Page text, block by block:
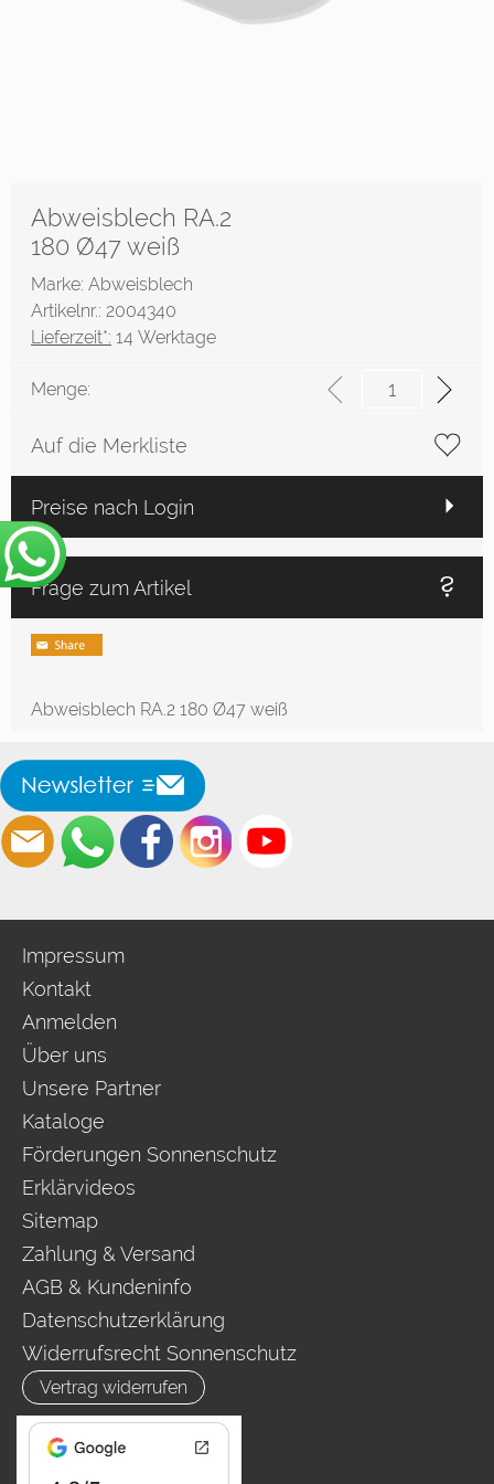
Abweisblech RA.2
180 Ø47 weiß
Marke: Abweisblech
Artikelnr.: 2004340
Lieferzeit*: 14 Werktage
Menge:
Auf die Merkliste
Preise nach Login
Frage zum Artikel
Abweisblech RA.2 180 Ø47 weiß
Impressum
Kontakt
Anmelden
Über uns
Unsere Partner
Kataloge
Förderungen Sonnenschutz
Erklärvideos
Sitemap
Zahlung & Versand
AGB & Kundeninfo
Datenschutzerklärung
Widerrufsrecht Sonnenschutz
Vertrag widerrufen